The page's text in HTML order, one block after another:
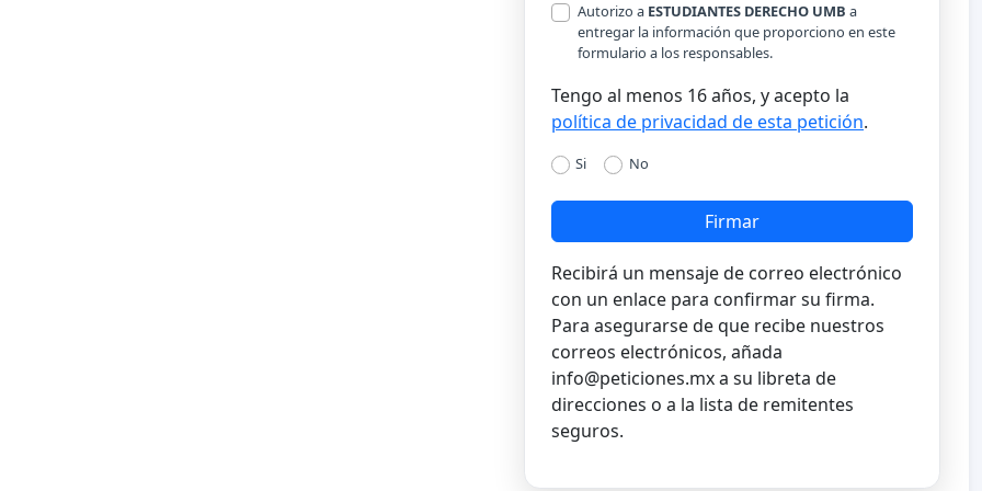
Autorizo a ESTUDIANTES DERECHO UMB a
entregar la información que proporciono en este
formulario a los responsables.
Tengo al menos 16 años, y acepto la
política de privacidad de esta petición.
Si No
Firmar
Recibirá un mensaje de correo electrónico
con un enlace para confirmar su firma.
Para asegurarse de que recibe nuestros
correos electrónicos, añada
info@peticiones.mxa su libreta de
direcciones o a la lista de remitentes
seguros.